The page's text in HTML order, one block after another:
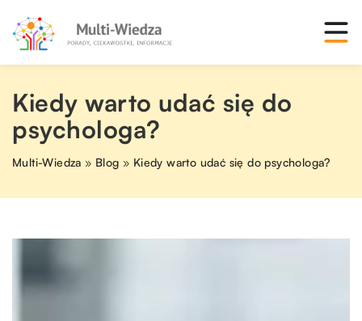
Kiedy warto udać się do
psychologa?
Multi-Wiedza » Blog » Kiedy warto udać się do psychologa?